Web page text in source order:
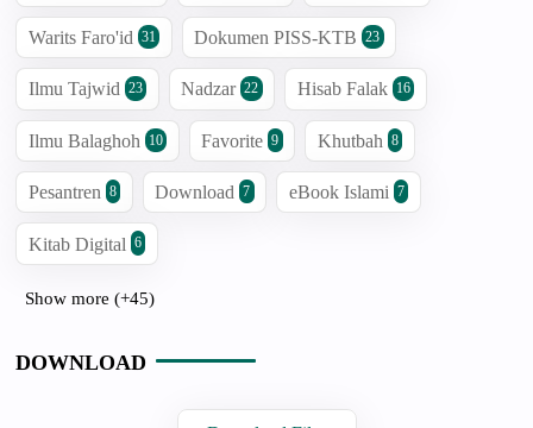
Warits Faro'id 31 Dokumen PISS-KTB 23
Ilmu Tajwid 23 Nadzar 22 Hisab Falak 16
Ilmu Balaghoh 10 Favorite 9 Khutbah 8
Pesantren 8 Download 7 eBook Islami 7
Kitab Digital 6
Show more (+45)
DOWNLOAD